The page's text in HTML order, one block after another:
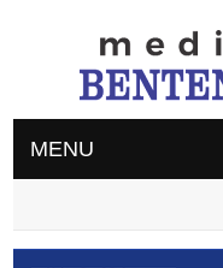
MENU